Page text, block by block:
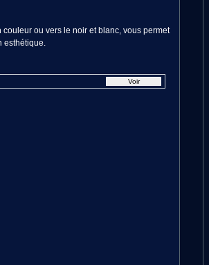
ou vers le noir et blanc, vous permet
esthétique.